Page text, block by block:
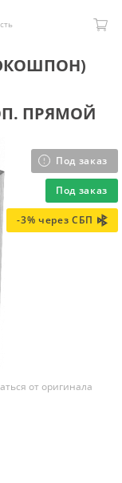
ПРЯМОЙ
Под заказ
Под заказ
-3% через СБП
от оригинала